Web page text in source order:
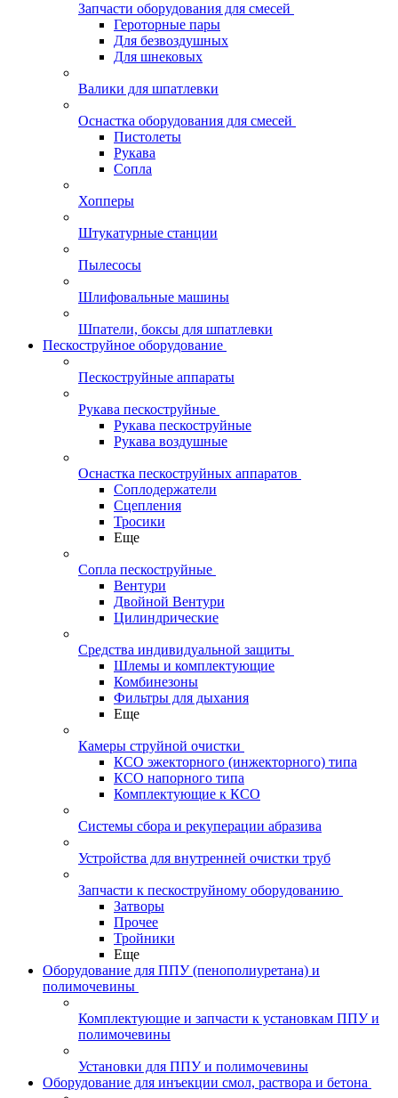
Запчасти оборудования для смесей
Героторные пары
Для безвоздушных
Для шнековых
Валики для шпатлевки
Оснастка оборудования для смесей
Пистолеты
Рукава
Сопла
Хопперы
Штукатурные станции
Пылесосы
Шлифовальные машины
Шпатели, боксы для шпатлевки
Пескоструйное оборудование
Пескоструйные аппараты
Рукава пескоструйные
Рукава пескоструйные
Рукава воздушные
Оснастка пескоструйных аппаратов
Соплодержатели
Сцепления
Тросики
Еще
Сопла пескоструйные
Вентури
Двойной Вентури
Цилиндрические
Средства индивидуальной защиты
Шлемы и комплектующие
Комбинезоны
Фильтры для дыхания
Еще
Камеры струйной очистки
КСО эжекторного (инжекторного) типа
КСО напорного типа
Комплектующие к КСО
Системы сбора и рекуперации абразива
Устройства для внутренней очистки труб
Запчасти к пескоструйному оборудованию
Затворы
Прочее
Тройники
Еще
Оборудование для ППУ (пенополиуретана) и
полимочевины
Комплектующие и запчасти к установкам ППУ и
полимочевины
Установки для ППУ и полимочевины
Оборудование для инъекции смол, раствора и бетона